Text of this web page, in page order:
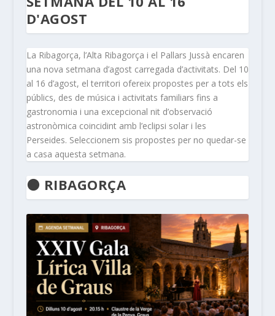
D'AGOST
La Ribagorça, l’Alta Ribagorça i el Pallars Jussà encaren
una nova setmana d’agost carregada d’activitats. Del 10
al 16 d’agost, el territori ofereix propostes per a tots els
públics, des de música i activitats familiars fins a
gastronomia i una excepcional nit d’observació
astronòmica coincidint amb l’eclipsi solar i les
Perseides. Seleccionem sis propostes per no quedar-se
a casa aquesta setmana.
🟠 RIBAGORÇA